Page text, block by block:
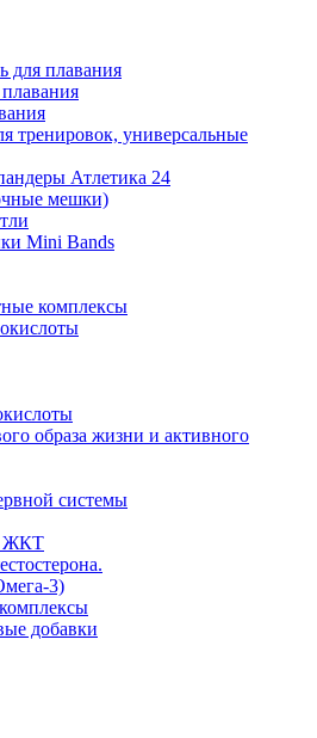
для плавания
тренировок, универсальные
Атлетика 24
мешки)
Mini Bands
комплексы
образа жизни и активного
системы
ЖКТ
3)
добавки